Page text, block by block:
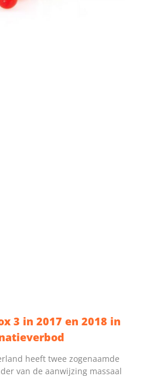
3 in 2017 en 2018 in
heeft twee zogenaamde
van de aanwijzing massaal